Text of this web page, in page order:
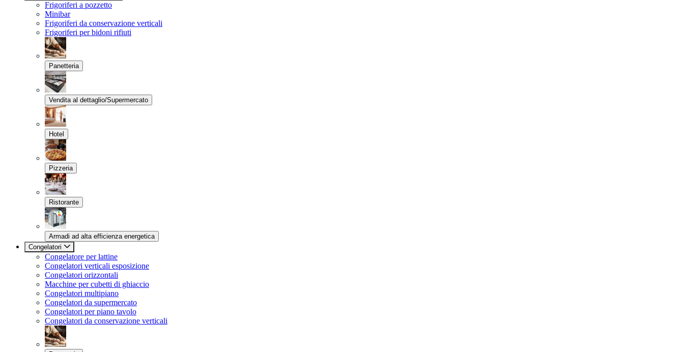
Frigoriferi a pozzetto
Minibar
Frigoriferi da conservazione verticali
Frigoriferi per bidoni rifiuti
Panetteria
Vendita al dettaglio/Supermercato
Hotel
Pizzeria
Ristorante
Armadi ad alta efficienza energetica
Congelatori
Congelatore per lattine
Congelatori verticali esposizione
Congelatori orizzontali
Macchine per cubetti di ghiaccio
Congelatori multipiano
Congelatori da supermercato
Congelatori per piano tavolo
Congelatori da conservazione verticali